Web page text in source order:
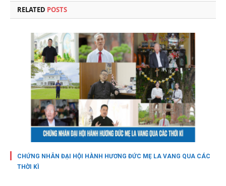
RELATED POSTS
CHỨNG NHÂN ĐẠI HỘI HÀNH HƯƠNG ĐỨC MẸ LA VANG QUA CÁC
THỜI KÌ